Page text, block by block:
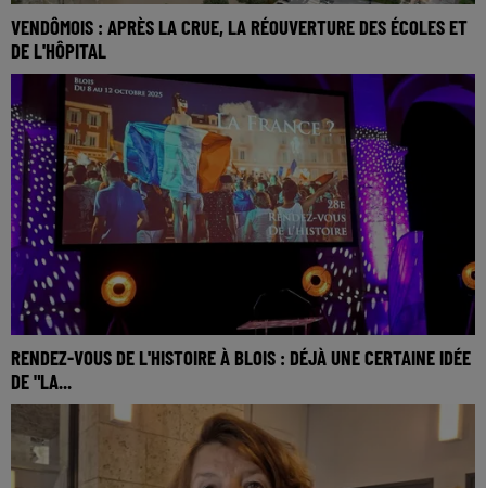
VENDÔMOIS : APRÈS LA CRUE, LA RÉOUVERTURE DES ÉCOLES ET
DE L'HÔPITAL
RENDEZ-VOUS DE L'HISTOIRE À BLOIS : DÉJÀ UNE CERTAINE IDÉE
DE "LA...